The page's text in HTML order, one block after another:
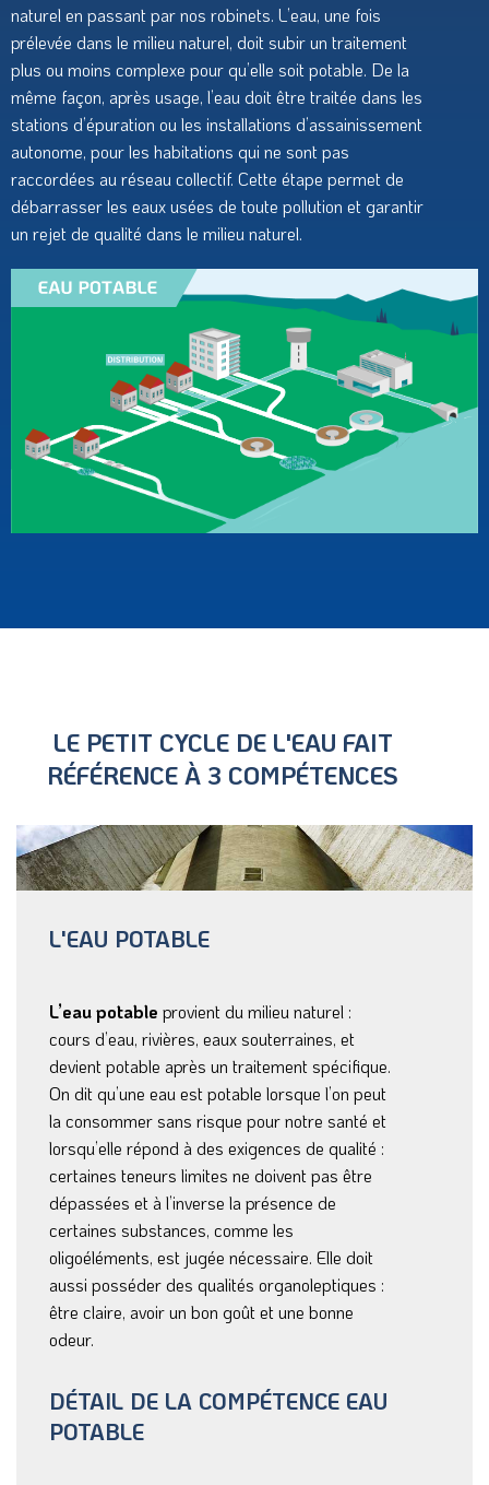
naturel en passant par nos robinets. L’eau, une fois
prélevée dans le milieu naturel, doit subir un traitement
plus ou moins complexe pour qu’elle soit potable. De la
même façon, après usage, l’eau doit être traitée dans les
stations d’épuration ou les installations d’assainissement
autonome, pour les habitations qui ne sont pas
raccordées au réseau collectif. Cette étape permet de
débarrasser les eaux usées de toute pollution et garantir
un rejet de qualité dans le milieu naturel.
LE PETIT CYCLE DE L'EAU FAIT
RÉFÉRENCE À 3 COMPÉTENCES
L'EAU POTABLE
L’eau potable provient du milieu naturel :
cours d’eau, rivières, eaux souterraines, et
devient potable après un traitement spécifique.
On dit qu’une eau est potable lorsque l’on peut
la consommer sans risque pour notre santé et
lorsqu’elle répond à des exigences de qualité :
certaines teneurs limites ne doivent pas être
dépassées et à l’inverse la présence de
certaines substances, comme les
oligoéléments, est jugée nécessaire. Elle doit
aussi posséder des qualités organoleptiques :
être claire, avoir un bon goût et une bonne
odeur.
DÉTAIL DE LA COMPÉTENCE EAU
POTABLE